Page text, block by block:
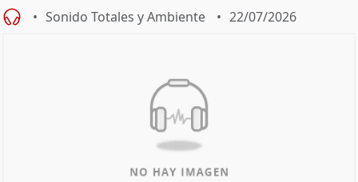
Sonido Totales y Ambiente 22/07/2026